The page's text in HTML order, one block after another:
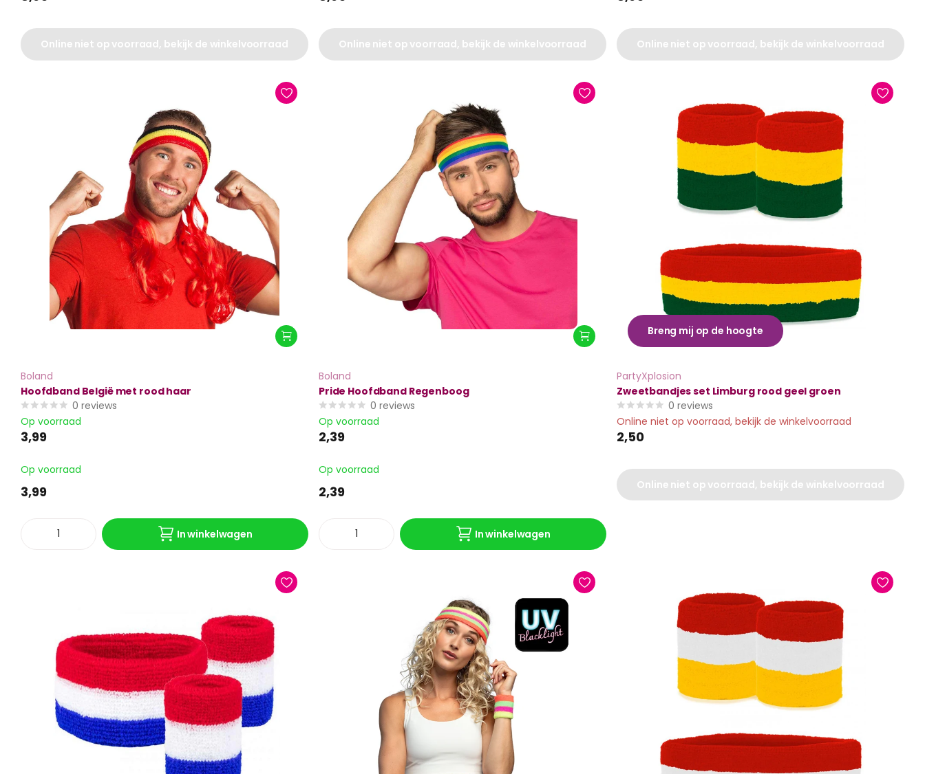
Online niet op voorraad, bekijk de winkelvoorraad Online niet op voorraad, bekijk de winkelvoorraad Online niet op voorraad, bekijk de winkelvoorraad
Boland
Hoofdband België met rood haar
0 reviews
Op voorraad
3,99
Op voorraad
3,99
In winkelwagen
Boland
Pride Hoofdband Regenboog
0 reviews
Op voorraad
2,39
Op voorraad
2,39
In winkelwagen
Breng mij op de hoogte
PartyXplosion
Zweetbandjes set Limburg rood geel groen
0 reviews
Online niet op voorraad, bekijk de winkelvoorraad
2,50
Online niet op voorraad, bekijk de winkelvoorraad